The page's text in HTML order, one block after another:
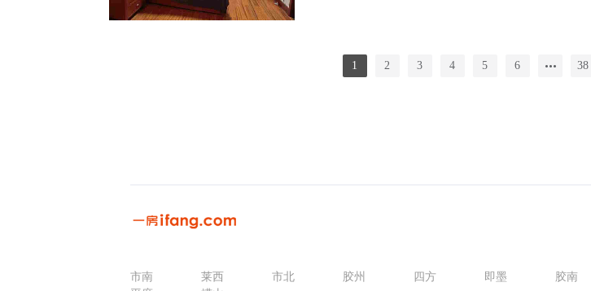
1 2 3 4 5 6 38
市南 莱西 市北 胶州 四方 即墨 胶南